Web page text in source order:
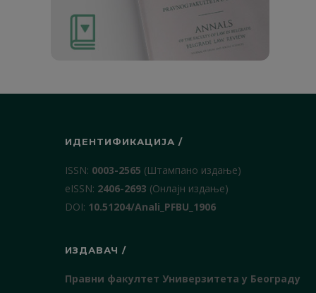
ИДЕНТИФИКАЦИЈА /
ISSN: 0003-2565 (Штампано издање)
еISSN: 2406-2693 (Онлајн издање)
DOI: 10.51204/Anali_PFBU_1906
ИЗДАВАЧ /
Правни факултет Универзитета у Београду